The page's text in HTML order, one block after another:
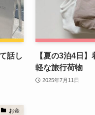
話し
【夏の3泊4日
軽な旅行荷物
2025年7月11日
お金